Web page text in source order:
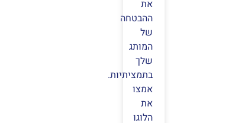
את
ההבטחה
של
המותג
שלך
בתמציתיות.
אמצו
את
הלוגו